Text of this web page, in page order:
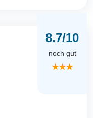
8.7/10
noch gut
★★★